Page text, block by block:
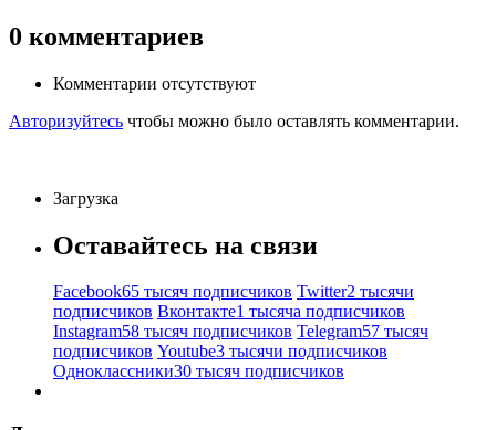
0 комментариев
Комментарии отсутствуют
Авторизуйтесь чтобы можно было оставлять комментарии.
Загрузка
Оставайтесь на связи
Facebook65 тысяч подписчиков Twitter2 тысячи
подписчиков Вконтакте1 тысяча подписчиков
Instagram58 тысяч подписчиков Telegram57 тысяч
подписчиков Youtube3 тысячи подписчиков
Одноклассники30 тысяч подписчиков